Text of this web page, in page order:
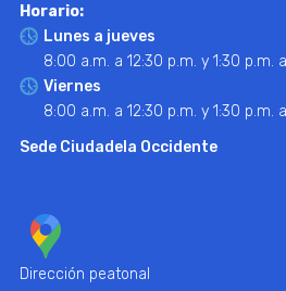
Horario:
Lunes a jueves
8:00 a.m. a 12:30 p.m. y 1:30 p.m.
Viernes
8:00 a.m. a 12:30 p.m. y 1:30 p.m.
Sede Ciudadela Occidente
Dirección peatonal